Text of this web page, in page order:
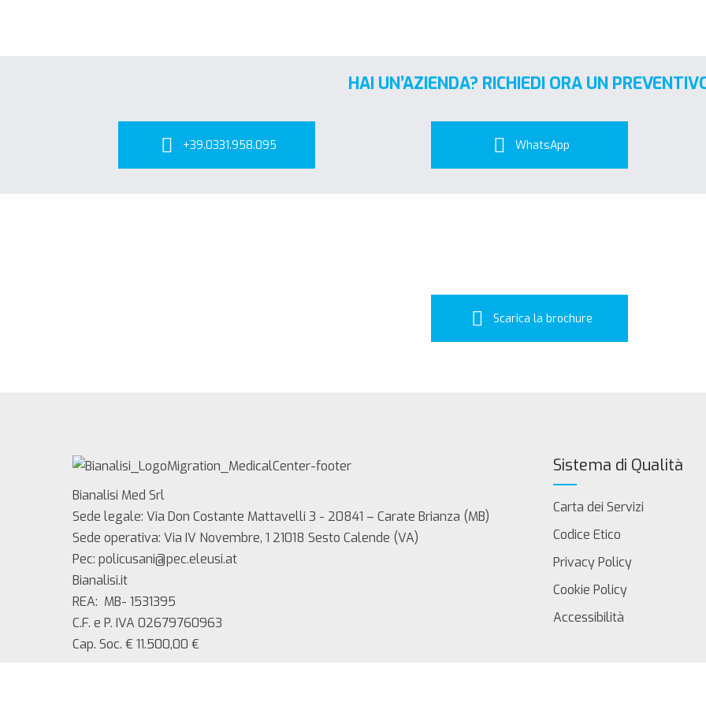
HAI UN’AZIENDA? RICHIEDI ORA UN
+39.0331.958.095 WhatsApp
Scarica la brochure
Bianalisi Med Srl
Sede legale: Via Don Costante Mattavelli 3 - 20841 – Carate Brianza (MB)
Sede operativa: Via IV Novembre, 1 21018 Sesto Calende (VA)
Pec: policusani@pec.eleusi.at
Bianalisi.it
REA: MB- 1531395
C.F. e P. IVA 02679760963
Cap. Soc. € 11.500,00 €
Sistema di Qualità
Carta dei Servizi
Codice Etico
Privacy Policy
Cookie Policy
Accessibilità